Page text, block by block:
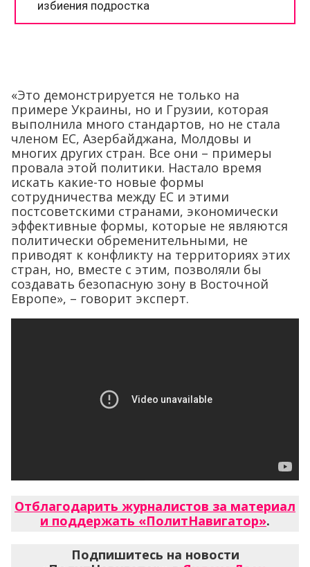
«Это демонстрируется не только на
примере Украины, но и Грузии, которая
выполнила много стандартов, но не стала
членом ЕС, Азербайджана, Молдовы и
многих других стран. Все они – примеры
провала этой политики. Настало время
искать какие-то новые формы
сотрудничества между ЕС и этими
постсоветскими странами, экономически
эффективные формы, которые не являются
политически обременительными, не
приводят к конфликту на территориях этих
стран, но, вместе с этим, позволяли бы
создавать безопасную зону в Восточной
Европе», – говорит эксперт.
Отблагодарить журналистов за материал
и поддержать «ПолитНавигатор».
Подпишитесь на новости